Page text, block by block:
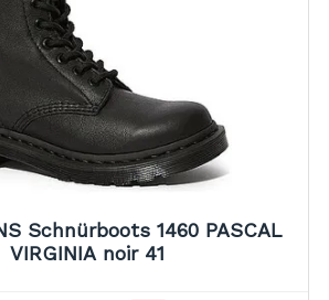
Schnürboots 1460 PASCAL
VIRGINIA noir 41